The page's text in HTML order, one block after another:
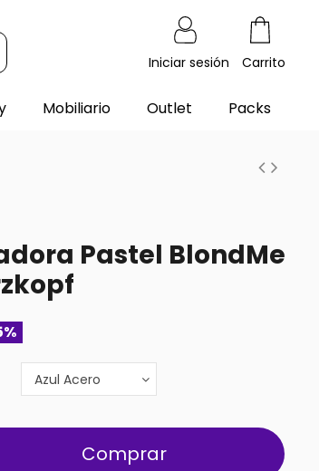
Iniciar sesión Carrito
Mobiliario Outlet Packs
Pastel BlondMe
Comprar